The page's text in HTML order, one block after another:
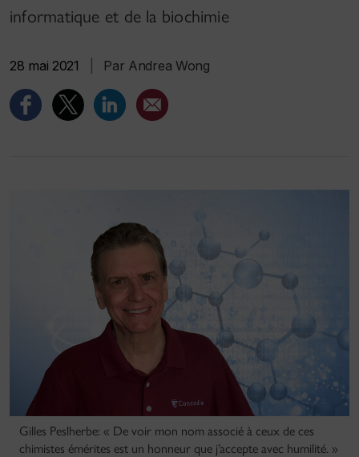
informatique et de la biochimie
28 mai 2021 Par Andrea Wong
Gilles Peslherbe: « De voir mon nom associé à ceux de ces
chimistes émérites est un honneur que j’accepte avec humilité. »